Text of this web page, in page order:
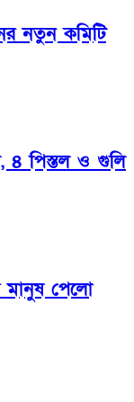
নতুন কমিটি
৪ পিস্তল ও গুলি
মানুষ পেলো